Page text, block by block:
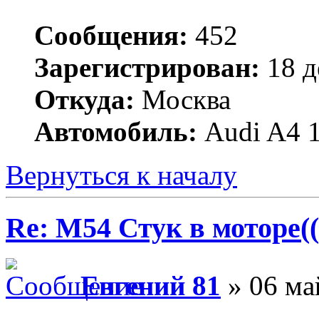
Сообщения: 452
Зарегистрирован: 18
Откуда: Москва
Автомобиль: Audi A4
Вернуться к началу
Re: M54 Стук в
Евгений 81 » 06